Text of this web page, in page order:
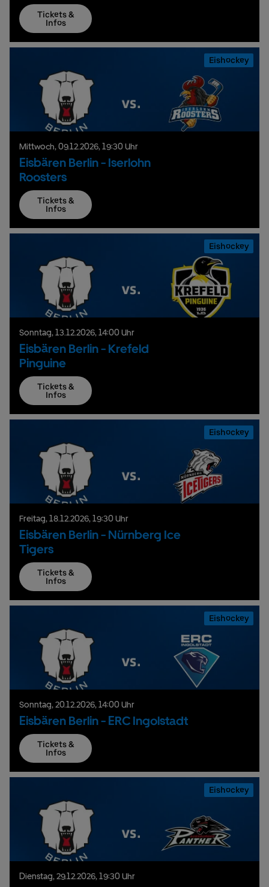
Tickets &
Infos
Eishockey
Mittwoch, 09.12.2026, 19:30 Uhr
Eisbären Berlin - Iserlohn
Roosters
Tickets &
Infos
Eishockey
Sonntag, 13.12.2026, 14:00 Uhr
Eisbären Berlin - Krefeld
Pinguine
Tickets &
Infos
Eishockey
Freitag, 18.12.2026, 19:30 Uhr
Eisbären Berlin - Nürnberg Ice
Tigers
Tickets &
Infos
Eishockey
Sonntag, 20.12.2026, 14:00 Uhr
Eisbären Berlin - ERC Ingolstadt
Tickets &
Infos
Eishockey
Dienstag, 29.12.2026, 19:30 Uhr